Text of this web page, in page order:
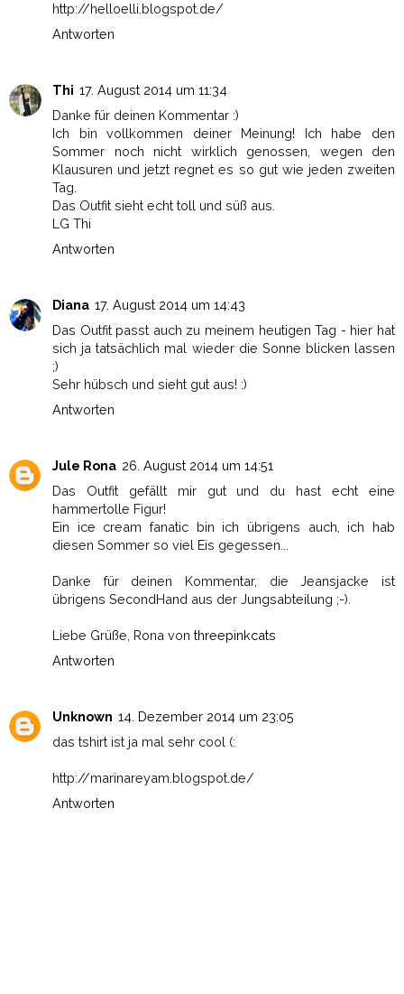
http://helloelli.blogspot.de/
Antworten
Thi 17. August 2014 um 11:34
Danke für deinen Kommentar :)
Ich bin vollkommen deiner Meinung! Ich habe den
Sommer noch nicht wirklich genossen, wegen den
Klausuren und jetzt regnet es so gut wie jeden zweiten
Tag.
Das Outfit sieht echt toll und süß aus.
LG Thi
Antworten
Diana 17. August 2014 um 14:43
Das Outfit passt auch zu meinem heutigen Tag - hier hat
sich ja tatsächlich mal wieder die Sonne blicken lassen
;)
Sehr hübsch und sieht gut aus! :)
Antworten
Jule Rona 26. August 2014 um 14:51
Das Outfit gefällt mir gut und du hast echt eine
hammertolle Figur!
Ein ice cream fanatic bin ich übrigens auch, ich hab
diesen Sommer so viel Eis gegessen...
Danke für deinen Kommentar, die Jeansjacke ist
übrigens SecondHand aus der Jungsabteilung ;-).
Liebe Grüße, Rona von threepinkcats
Antworten
Unknown 14. Dezember 2014 um 23:05
das tshirt ist ja mal sehr cool (:
http://marinareyam.blogspot.de/
Antworten